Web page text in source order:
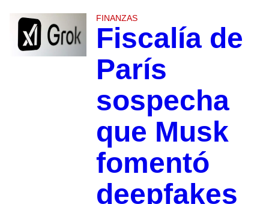
FINANZAS
Fiscalía de
París
sospecha
que Musk
fomentó
deepfakes